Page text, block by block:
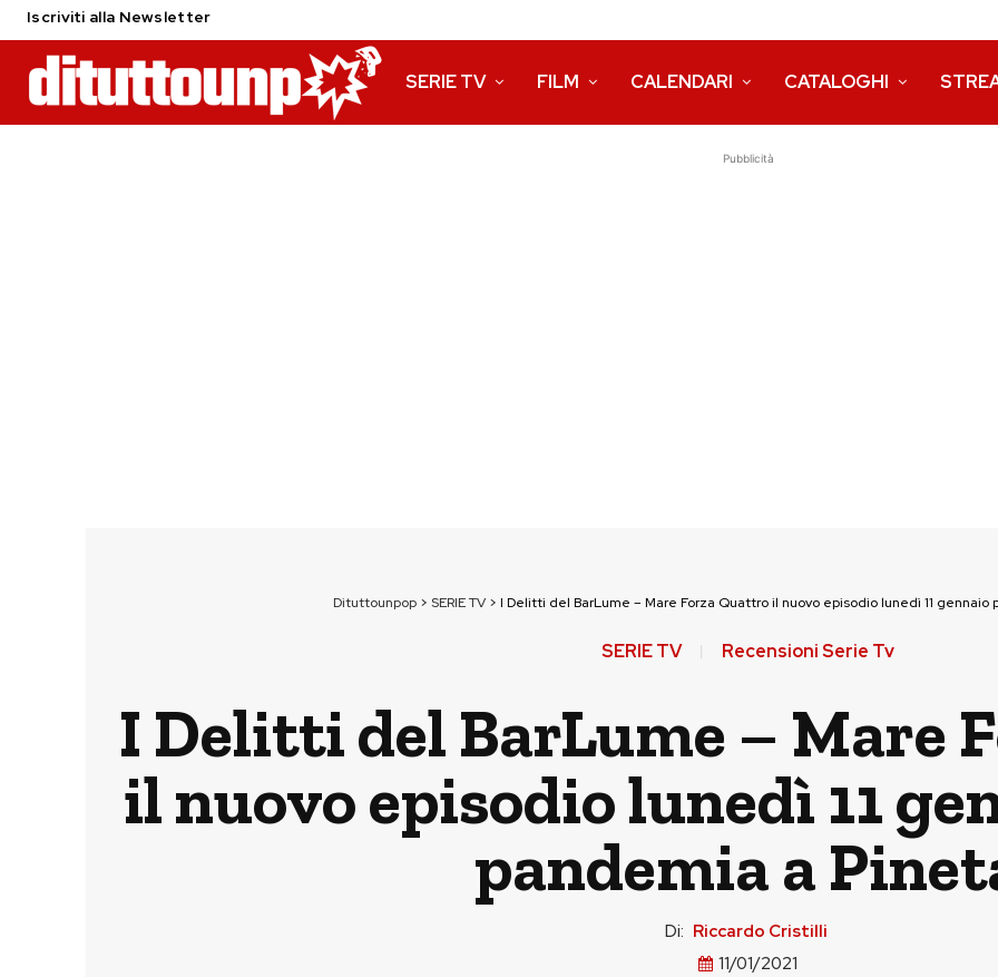
Iscriviti alla Newsletter
SERIE TV FILM CALENDARI CATALOGHI
Pubblicità
Dituttounpop> SERIE TV> I Delitti del BarLume – Mare Forza Quattro il nuovo episodio lunedì 11 gennaio
SERIE TV Recensioni Serie Tv
I Delitti del BarLume – Mare
il nuovo episodio lunedì 11
pandemia a
Di: Riccardo Cristilli
11/01/2021